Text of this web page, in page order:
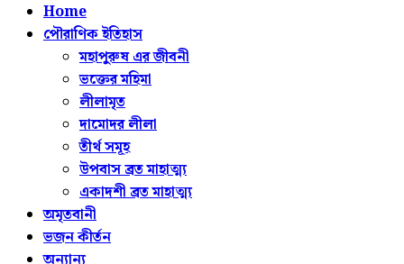
Home
পৌরাণিক ইতিহাস
মহাপুরুষ এর জীবনী
ভক্তের মহিমা
লীলামৃত
দামোদর লীলা
তীর্থ সমূহ
উপবাস ব্রত মাহাত্ম্য
একাদশী ব্রত মাহাত্ম্য
অমৃতবানী
ভজন কীর্তন